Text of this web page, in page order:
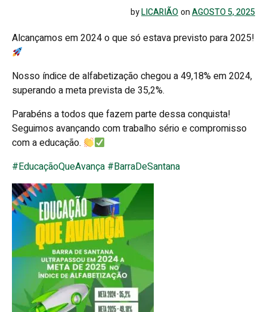
byLICARIÃOonAGOSTO 5, 2025
Alcançamos em 2024 o que só estava previsto para 2025!
Nosso índice de alfabetização chegou a 49,18% em 2024,
superando a meta prevista de 35,2%.
Parabéns a todos que fazem parte dessa conquista!
Seguimos avançando com trabalho sério e compromisso
com a educação.
#EducaçãoQueAvança #BarraDeSantana